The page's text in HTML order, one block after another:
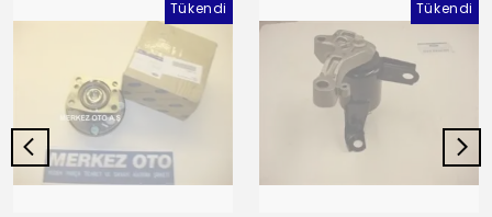
Tükendi Tükendi